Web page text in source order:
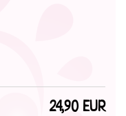
24,90 EUR